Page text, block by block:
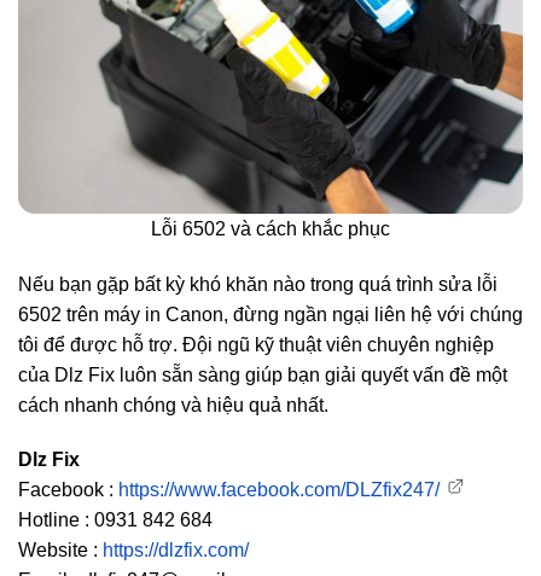
Lỗi 6502 và cách khắc phục
Nếu bạn gặp bất kỳ khó khăn nào trong quá trình sửa lỗi
6502 trên máy in Canon, đừng ngần ngại liên hệ với chúng
tôi để được hỗ trợ. Đội ngũ kỹ thuật viên chuyên nghiệp
của Dlz Fix luôn sẵn sàng giúp bạn giải quyết vấn đề một
cách nhanh chóng và hiệu quả nhất.
Dlz Fix
Facebook : https://www.facebook.com/DLZfix247/
Hotline : 0931 842 684
Website : https://dlzfix.com/